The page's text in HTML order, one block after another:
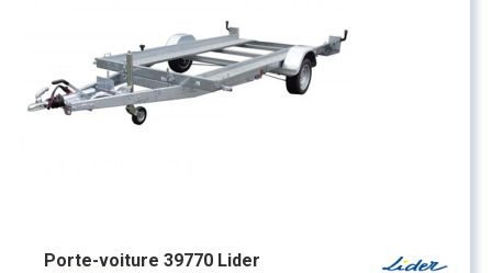
Porte-voiture 39770 Lider